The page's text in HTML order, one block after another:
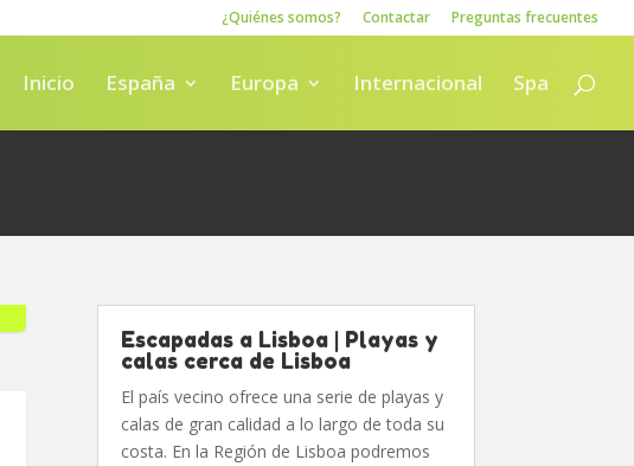
¿Quiénes somos? Contactar Preguntas frecuentes
Inicio España Europa Internacional Spa
Escapadas a Lisboa | Playas y
calas cerca de Lisboa
El país vecino ofrece una serie de playas y
calas de gran calidad a lo largo de toda su
costa. En la Región de Lisboa podremos